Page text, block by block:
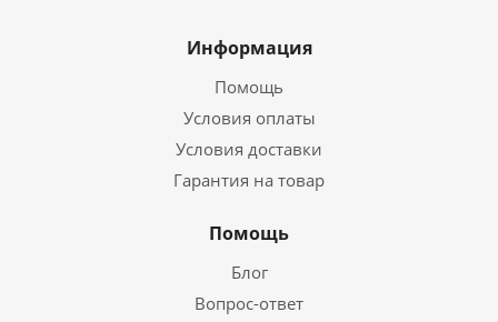
Информация
Помощь
Условия оплаты
Условия доставки
Гарантия на товар
Помощь
Блог
Вопрос-ответ